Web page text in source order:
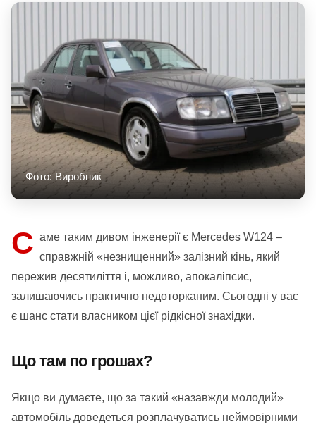
Фото: Виробник
С аме таким дивом інженерії є Mercedes W124 –
справжній «незнищенний» залізний кінь, який
пережив десятиліття і, можливо, апокаліпсис,
залишаючись практично недоторканим. Сьогодні у вас
є шанс стати власником цієї рідкісної знахідки.
Що там по грошах?
Якщо ви думаєте, що за такий «назавжди молодий»
автомобіль доведеться розплачуватись неймовірними